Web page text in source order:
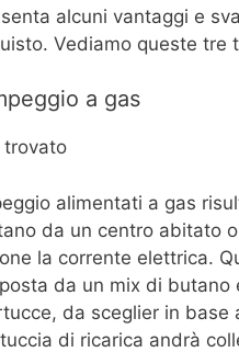
alcuni vantaggi e
Vediamo queste
a gas
trovato
alimentati a gas
da un centro abitato
la corrente elettrica.
da un mix di
da sceglier in
di ricarica andrà